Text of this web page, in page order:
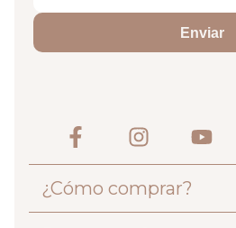
Enviar
¿Cómo comprar?